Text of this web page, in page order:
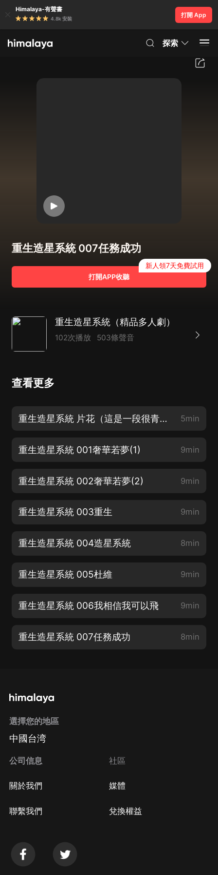
Himalaya-有聲書
4.8k 安裝
打開 App
探索
重生造星系統 007任務成功
打開APP收聽
新人領7天免費試用
重生造星系統（精品多人劇）
102次播放 503條聲音
查看更多
重生造星系統 片花（這是一段很青春很美好的故事！） 5min
重生造星系統 001奢華若夢(1) 9min
重生造星系統 002奢華若夢(2) 9min
重生造星系統 003重生 9min
重生造星系統 004造星系統 8min
重生造星系統 005杜維 9min
重生造星系統 006我相信我可以飛 9min
重生造星系統 007任務成功 8min
選擇您的地區
中國台湾
公司信息
關於我們
聯繫我們
社區
媒體
兌換權益